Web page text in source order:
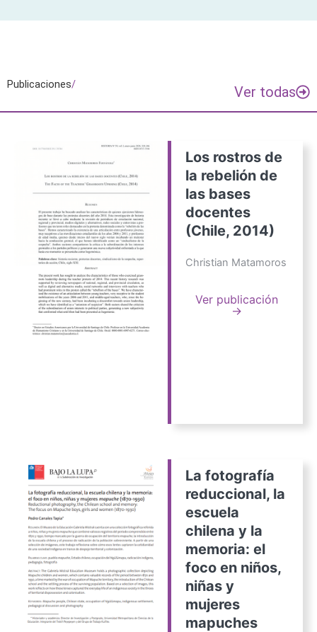
Publicaciones/ Ver todas
Los rostros de
la rebelión de
las bases
docentes
(Chile, 2014)
Christian Matamoros
Ver publicación
→
La fotografía
reduccional, la
escuela
chilena y la
memoria: el
foco en niños,
niñas y
mujeres
mapuches